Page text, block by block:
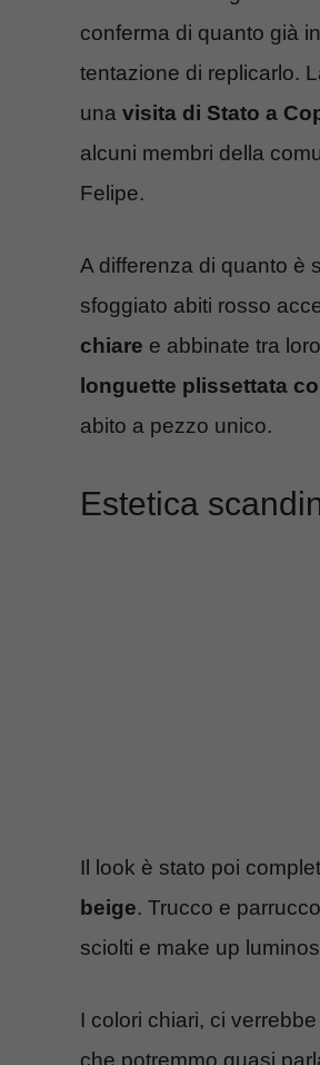
conferma di quanto già
tentazione di replicarlo.
una visita di Stato a
alcuni membri della
Felipe.
A differenza di quanto è
sfoggiato abiti rosso
chiare e abbinate tra
longuette plissettata
abito a pezzo unico.
Estetica
Il look è stato poi
beige. Trucco e
sciolti e make up
I colori chiari, ci
che potremmo quasi